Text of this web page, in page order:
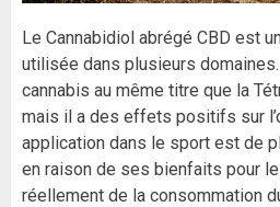
Le Cannabidiol abrégé CBD est
utilisée dans plusieurs
cannabis au même titre que la
mais il a des effets positifs sur
application dans le sport est de
en raison de ses bienfaits pour
réellement de la consommation